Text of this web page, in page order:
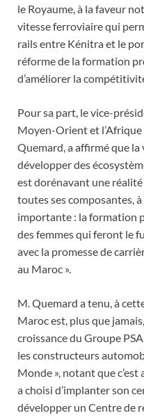
le Royaume, à la faveur
vitesse ferroviaire qui
rails entre Kénitra et le
réforme de la formation
d’améliorer la
Pour sa part, le vice-
Moyen-Orient et
Quemard, a affirmé que la
développer des
est dorénavant une
toutes ses composantes,
importante : la formation
des femmes qui feront le
avec la promesse de
au Maroc ».
M. Quemard a tenu, à
Maroc est, plus que
croissance du Groupe
les constructeurs
Monde », notant que
a choisi d’implanter son
développer un Centre de